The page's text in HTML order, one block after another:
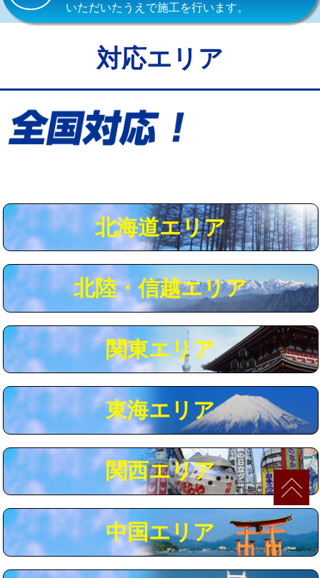
給水管工事※（バンド止め) 3,300円
給水管工事※（保温材使用（バンド止
5,500円
給水管工事※（土の掘削・埋め戻し作
業)
用（追加）/3ｍ超え)
給水管工事※（ライニング鋼管・銅
44,000円
給水管工事※（ライニング鋼管・銅
管・ポリ管・HT管使用/3ｍ超え)
+8,800円
マス交換（土の掘削・埋め戻し作業） 11,000円~
マス交換（深さ50㎝未満） 55,000円
マス交換（深さ50㎝以上） 66,000円
コンクリート斫り（厚さ10㎝まで） 27,500円
コンクリート斫り（厚さ10㎝超え） 38,500円
モルタル補修（厚さ10㎝まで） 27,500円
追加人工 16,500円
いただいたうえで施工を行います。
対応エリア
北海道エリア
北陸・信越エリア
関東エリア
東海エリア
関西エリア
中国エリア